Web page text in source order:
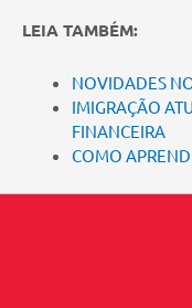
LEIA TAMBÉM:
NOVIDADES
IMIGRAÇÃO
FINANCEIRA
COMO